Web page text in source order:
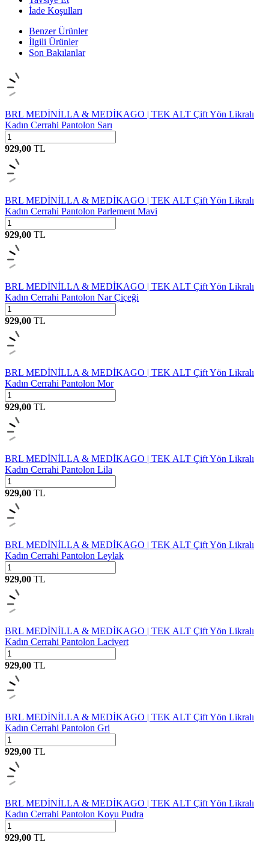
İade Koşulları
Benzer Ürünler
İlgili Ürünler
Son Bakılanlar
BRL MEDİNİLLA & MEDİKAGO | TEK ALT Çift Yön Likralı
Kadın Cerrahi Pantolon Sarı
929,00 TL
BRL MEDİNİLLA & MEDİKAGO | TEK ALT Çift Yön Likralı
Kadın Cerrahi Pantolon Parlement Mavi
929,00 TL
BRL MEDİNİLLA & MEDİKAGO | TEK ALT Çift Yön Likralı
Kadın Cerrahi Pantolon Nar Çiçeği
929,00 TL
BRL MEDİNİLLA & MEDİKAGO | TEK ALT Çift Yön Likralı
Kadın Cerrahi Pantolon Mor
929,00 TL
BRL MEDİNİLLA & MEDİKAGO | TEK ALT Çift Yön Likralı
Kadın Cerrahi Pantolon Lila
929,00 TL
BRL MEDİNİLLA & MEDİKAGO | TEK ALT Çift Yön Likralı
Kadın Cerrahi Pantolon Leylak
929,00 TL
BRL MEDİNİLLA & MEDİKAGO | TEK ALT Çift Yön Likralı
Kadın Cerrahi Pantolon Lacivert
929,00 TL
BRL MEDİNİLLA & MEDİKAGO | TEK ALT Çift Yön Likralı
Kadın Cerrahi Pantolon Gri
929,00 TL
BRL MEDİNİLLA & MEDİKAGO | TEK ALT Çift Yön Likralı
Kadın Cerrahi Pantolon Koyu Pudra
929,00 TL